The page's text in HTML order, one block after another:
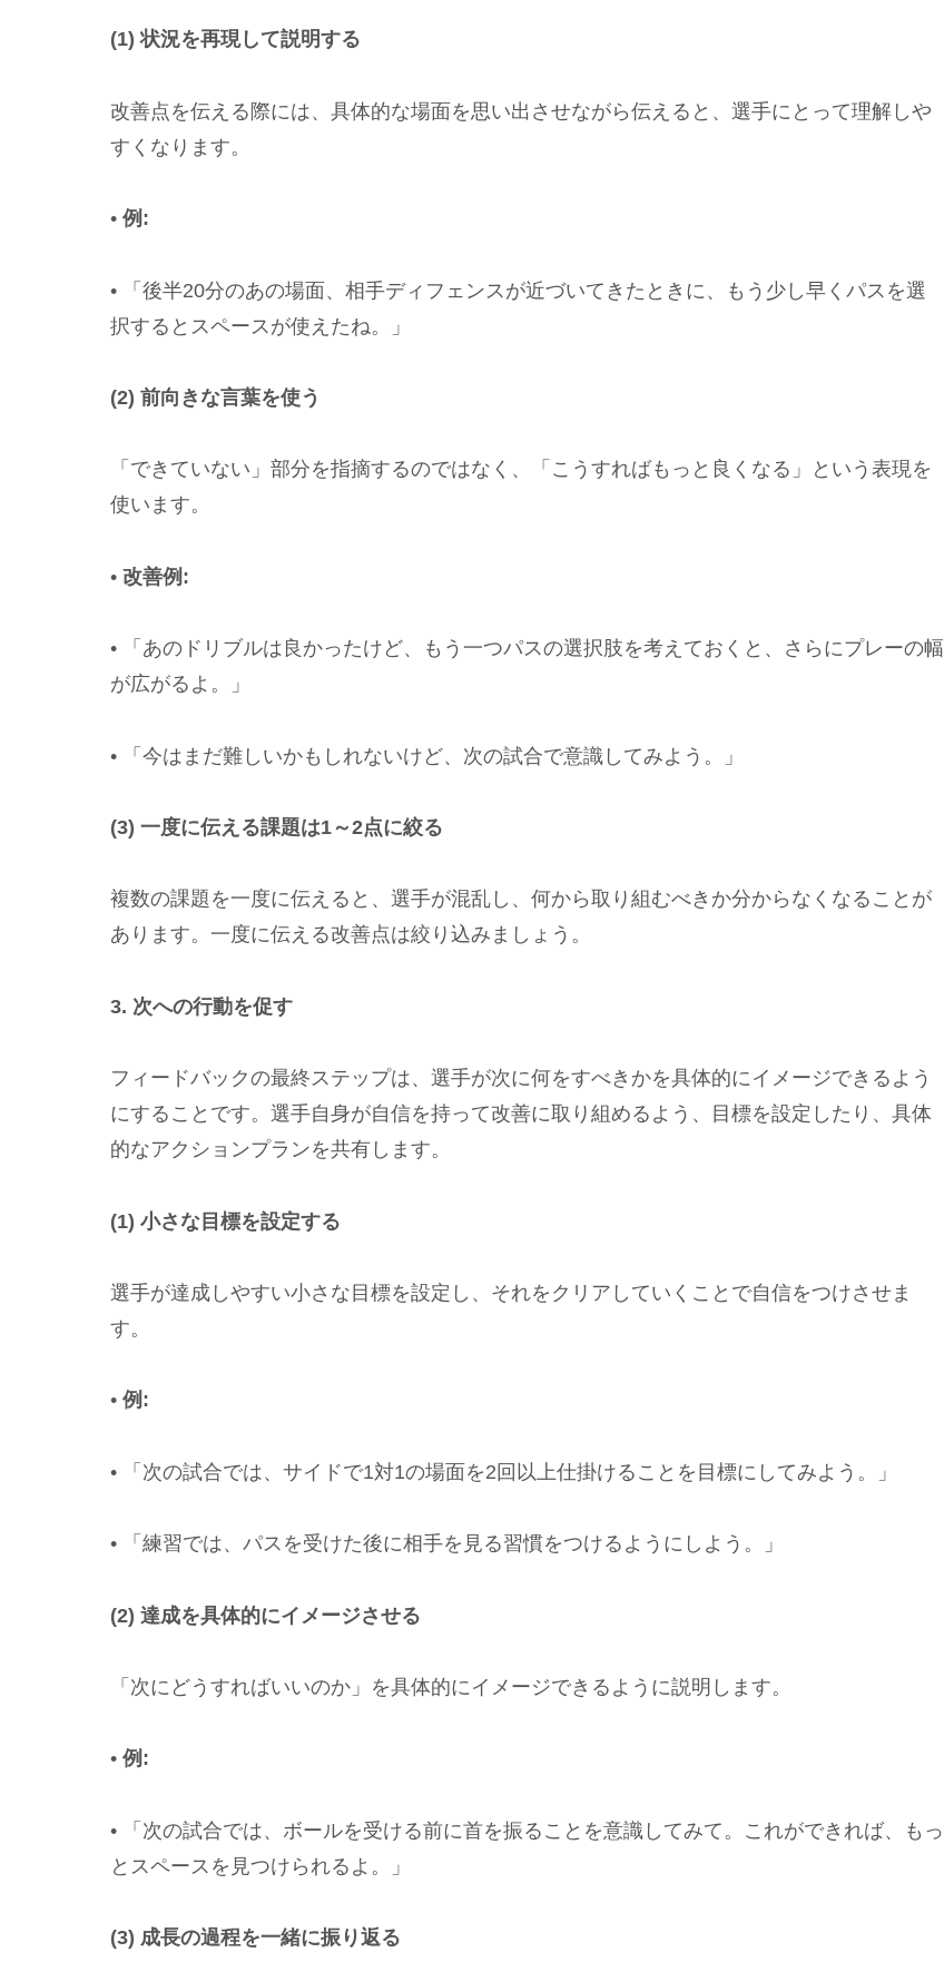
(1) 状況を再現して説明する
改善点を伝える際には、具体的な場面を思い出させながら伝えると、選手にとって理解しや
すくなります。
• 例:
• 「後半20分のあの場面、相手ディフェンスが近づいてきたときに、もう少し早くパスを選
択するとスペースが使えたね。」
(2) 前向きな言葉を使う
「できていない」部分を指摘するのではなく、「こうすればもっと良くなる」という表現を
使います。
• 改善例:
• 「あのドリブルは良かったけど、もう一つパスの選択肢を考えておくと、さらにプレーの幅
が広がるよ。」
• 「今はまだ難しいかもしれないけど、次の試合で意識してみよう。」
(3) 一度に伝える課題は1～2点に絞る
複数の課題を一度に伝えると、選手が混乱し、何から取り組むべきか分からなくなることが
あります。一度に伝える改善点は絞り込みましょう。
3. 次への行動を促す
フィードバックの最終ステップは、選手が次に何をすべきかを具体的にイメージできるよう
にすることです。選手自身が自信を持って改善に取り組めるよう、目標を設定したり、具体
的なアクションプランを共有します。
(1) 小さな目標を設定する
選手が達成しやすい小さな目標を設定し、それをクリアしていくことで自信をつけさせま
す。
• 例:
• 「次の試合では、サイドで1対1の場面を2回以上仕掛けることを目標にしてみよう。」
• 「練習では、パスを受けた後に相手を見る習慣をつけるようにしよう。」
(2) 達成を具体的にイメージさせる
「次にどうすればいいのか」を具体的にイメージできるように説明します。
• 例:
• 「次の試合では、ボールを受ける前に首を振ることを意識してみて。これができれば、もっ
とスペースを見つけられるよ。」
(3) 成長の過程を一緒に振り返る